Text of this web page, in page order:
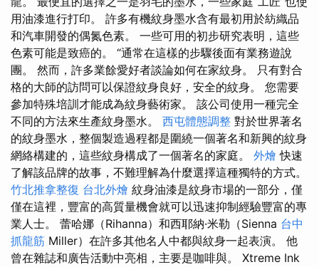
用油漆進行打印。 許多有機紋身墨水含有最初用於紡織品
和汽車開發的偶氮色素。 一些可用的初步研究表明，這些
色素可能是致癌的。 “通常在這樣的步驟後面有業務遊說
團。 然而，許多業餘愛好者談論如何在家紋身。 只有對合
格的大師的訪問可以保證紋身良好，安全的紋身。 您需要
參加特殊培訓才能成為紋身藝術家。 該公司使用一種完全
不同的方法來生產紋身墨水。 西屯體態調整 對於世界著名
的紋身墨水，整個製造過程都是圍繞一個著名和新興的紋身
網絡構建的，這些紋身構成了一個著名的家庭。 外燴 快速
了解該品牌的故事，不難理解為什麼選擇這種獨特的方式。
竹北推拿整復 台北外燴 紋身油漆是紋身市場的一部分，僅
僅在這裡，豐富的高質量機會就可以迅速抑制經驗豐富的專
業人士。 蕾哈娜（Rihanna）和西耶納·米勒（Sienna 台中
抓龍筋 Miller）在許多其他名人中都與紋身一起表演。 他
曾在雜誌和廣告活動中亮相，主要是咖啡與。 Xtreme Ink